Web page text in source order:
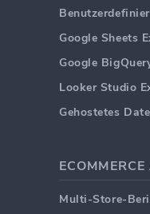
Google Sheets
Google
Looker Studio
Gehostetes
Multi-Store-